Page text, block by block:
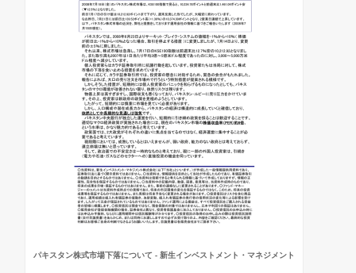
パキスタン株式市場下落について - 新生インベストメント・マネジメント